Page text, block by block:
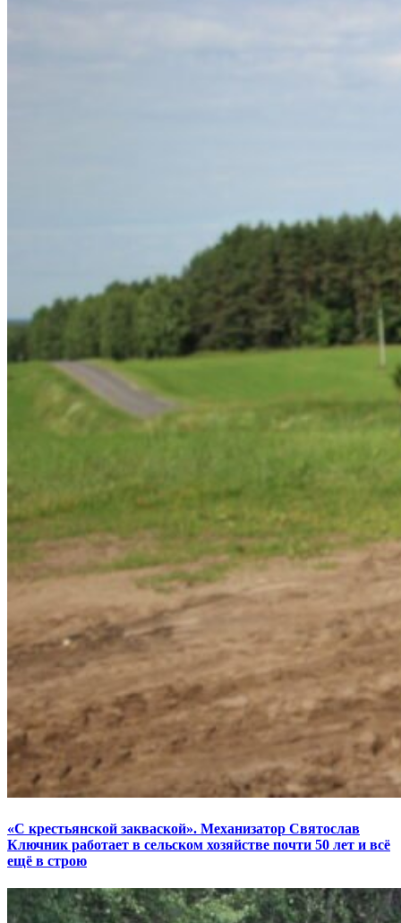
«С крестьянской закваской». Механизатор Святослав
Ключник работает в сельском хозяйстве почти 50 лет и всё
ещё в строю